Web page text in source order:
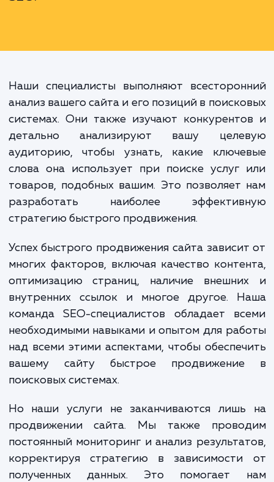
профессионалам, чтобы
максимальную отдачу от
SEO.
анализ вашего сайта и его позиций в
системах. Они также изучают
детально анализируют вашу
аудиторию, чтобы узнать, какие
слова она использует при поиске услуг
товаров, подобных вашим. Это позволяет
разработать наиболее
стратегию быстрого продвижения.
Успех быстрого продвижения сайта
многих факторов, включая качество
оптимизацию страниц, наличие
внутренних ссылок и многое другое.